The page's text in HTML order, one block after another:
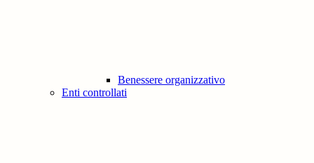
Benessere organizzativo
Enti controllati